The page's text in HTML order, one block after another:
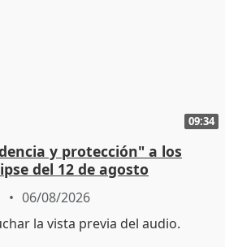
09:34
y protección" a los
del 12 de agosto
06/08/2026